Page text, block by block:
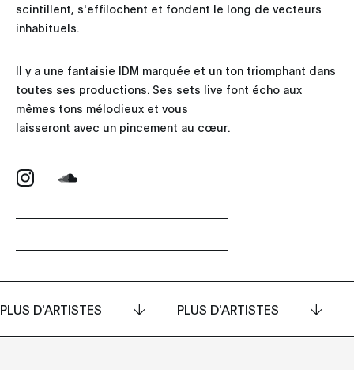
scintillent, s'effilochent et fondent le long de vecteurs
inhabituels.
Il y a une fantaisie IDM marquée et un ton triomphant dans
toutes ses productions. Ses sets live font écho aux
mêmes tons mélodieux et vous
laisseront avec un pincement au cœur.
PLUS D'ARTISTES PLUS D'ARTISTES